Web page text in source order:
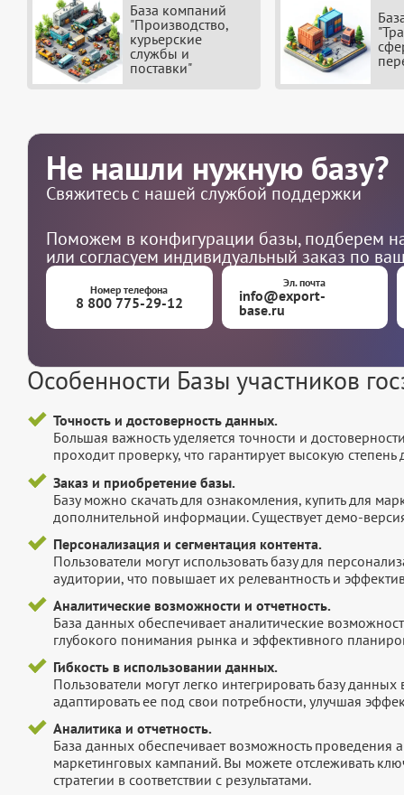
База компаний
"Производство,
курьерские
службы и
поставки"
Не нашли нужную базу?
Свяжитесь с нашей службой поддержки
Поможем в конфигурации базы, подберем
или согласуем индивидуальный заказ по
Номер телефона
8 800 775-29-12
Эл. почта
info@export-
base.ru
Особенности Базы участников
Точность и достоверность данных.
Большая важность уделяется точности и
проходит проверку, что гарантирует высокую
Заказ и приобретение базы.
Базу можно скачать для ознакомления, купить для
дополнительной информации. Существует демо-
Персонализация и сегментация контента.
Пользователи могут использовать базу для
аудитории, что повышает их релевантность и
Аналитические возможности и отчетность.
База данных обеспечивает аналитические
глубокого понимания рынка и эффективного
Гибкость в использовании данных.
Пользователи могут легко интегрировать базу
адаптировать ее под свои потребности, улучшая
Аналитика и отчетность.
База данных обеспечивает возможность проведения
маркетинговых кампаний. Вы можете отслеживать
стратегии в соответствии с результатами.